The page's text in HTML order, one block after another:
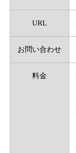
URL
お問い合わせ
料金